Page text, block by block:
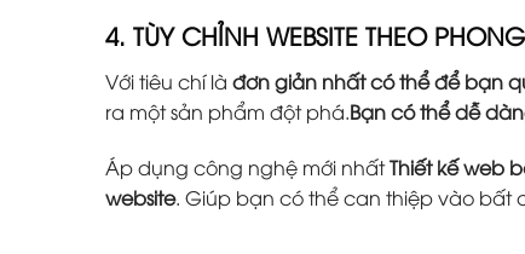
4. TÙY CHỈNH WEBSITE THEO
Với tiêu chí là đơn giản nhất có thể để bạn
ra một sản phẩm đột phá.Bạn có thể dễ
Áp dụng công nghệ mới nhấtThiết kế web
website. Giúp bạn có thể can thiệp vào bất